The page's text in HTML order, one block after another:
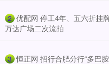
2 优配网 停工4年、五六折挂
万达广场二次流拍
3 恒正网 招行合肥分行“多巴